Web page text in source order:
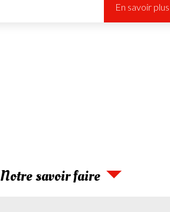
En savoir plus
Notre savoir faire